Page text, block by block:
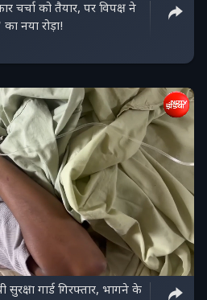
चर्चा को तैयार, पर विपक्ष ने
नया रोड़ा!
गार्ड गिरफ्तार, भागने के